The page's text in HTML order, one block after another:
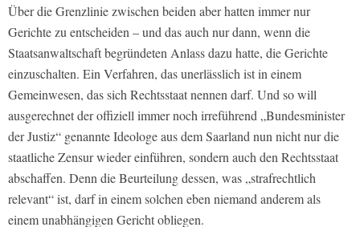
Über die Grenzlinie zwischen beiden aber hatten immer nur
Gerichte zu entscheiden – und das auch nur dann, wenn die
Staatsanwaltschaft begründeten Anlass dazu hatte, die Gerichte
einzuschalten. Ein Verfahren, das unerlässlich ist in einem
Gemeinwesen, das sich Rechtsstaat nennen darf. Und so will
ausgerechnet der offiziell immer noch irreführend „Bundesminister
der Justiz“ genannte Ideologe aus dem Saarland nun nicht nur die
staatliche Zensur wieder einführen, sondern auch den Rechtsstaat
abschaffen. Denn die Beurteilung dessen, was „strafrechtlich
relevant“ ist, darf in einem solchen eben niemand anderem als
einem unabhängigen Gericht obliegen.